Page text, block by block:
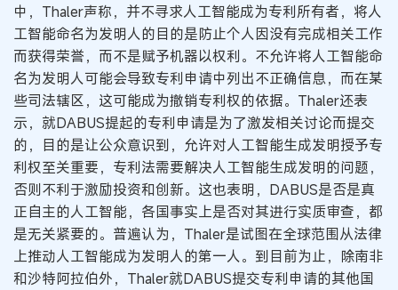
中，Thaler声称，并不寻求人工智能成为专利所有者，将人
工智能命名为发明人的目的是防止个人因没有完成相关工作
而获得荣誉，而不是赋予机器以权利。不允许将人工智能命
名为发明人可能会导致专利申请中列出不正确信息，而在某
些司法辖区，这可能成为撤销专利权的依据。Thaler还表
示，就DABUS提起的专利申请是为了激发相关讨论而提交
的，目的是让公众意识到，允许对人工智能生成发明授予专
利权至关重要，专利法需要解决人工智能生成发明的问题，
否则不利于激励投资和创新。这也表明，DABUS是否是真
正自主的人工智能，各国事实上是否对其进行实质审查，都
是无关紧要的。普遍认为，Thaler是试图在全球范围从法律
上推动人工智能成为发明人的第一人。到目前为止，除南非
和沙特阿拉伯外，Thaler就DABUS提交专利申请的其他国